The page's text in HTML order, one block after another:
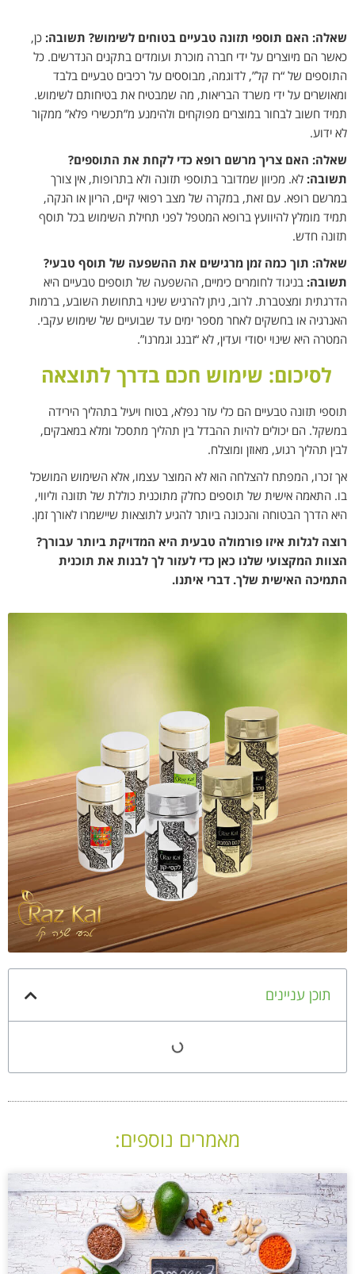
שאלה: האם תוספי תזונה טבעיים בטוחים לשימוש? תשובה: כן,
כאשר הם מיוצרים על ידי חברה מוכרת ועומדים בתקנים הנדרשים. כל
התוספים של “רז קל”, לדוגמה, מבוססים על רכיבים טבעיים בלבד
ומאושרים על ידי משרד הבריאות, מה שמבטיח את בטיחותם לשימוש.
תמיד חשוב לבחור במוצרים מפוקחים ולהימנע מ”תכשירי פלא” ממקור
לא ידוע.
שאלה: האם צריך מרשם רופא כדי לקחת את התוספים?
תשובה: לא. מכיוון שמדובר בתוספי תזונה ולא בתרופות, אין צורך
במרשם רופא. עם זאת, במקרה של מצב רפואי קיים, הריון או הנקה,
תמיד מומלץ להיוועץ ברופא המטפל לפני תחילת השימוש בכל תוסף
תזונה חדש.
שאלה: תוך כמה זמן מרגישים את ההשפעה של תוסף טבעי?
תשובה: בניגוד לחומרים כימיים, ההשפעה של תוספים טבעיים היא
הדרגתית ומצטברת. לרוב, ניתן להרגיש שינוי בתחושת השובע, ברמות
האנרגיה או בחשקים לאחר מספר ימים עד שבועיים של שימוש עקבי.
המטרה היא שינוי יסודי ועדין, לא “זבנג וגמרנו”.
לסיכום: שימוש חכם בדרך לתוצאה
תוספי תזונה טבעיים הם כלי עזר נפלא, בטוח ויעיל בתהליך הירידה
במשקל. הם יכולים להיות ההבדל בין תהליך מתסכל ומלא במאבקים,
לבין תהליך רגוע, מאוזן ומוצלח.
אך זכרו, המפתח להצלחה הוא לא המוצר עצמו, אלא השימוש המושכל
בו. התאמה אישית של תוספים כחלק מתוכנית כוללת של תזונה וליווי,
היא הדרך הבטוחה והנכונה ביותר להגיע לתוצאות שיישמרו לאורך זמן.
רוצה לגלות איזו פורמולה טבעית היא המדויקת ביותר עבורך?
הצוות המקצועי שלנו כאן כדי לעזור לך לבנות את תוכנית
התמיכה האישית שלך. דברי איתנו.
תוכן עניינים
מאמרים נוספים: